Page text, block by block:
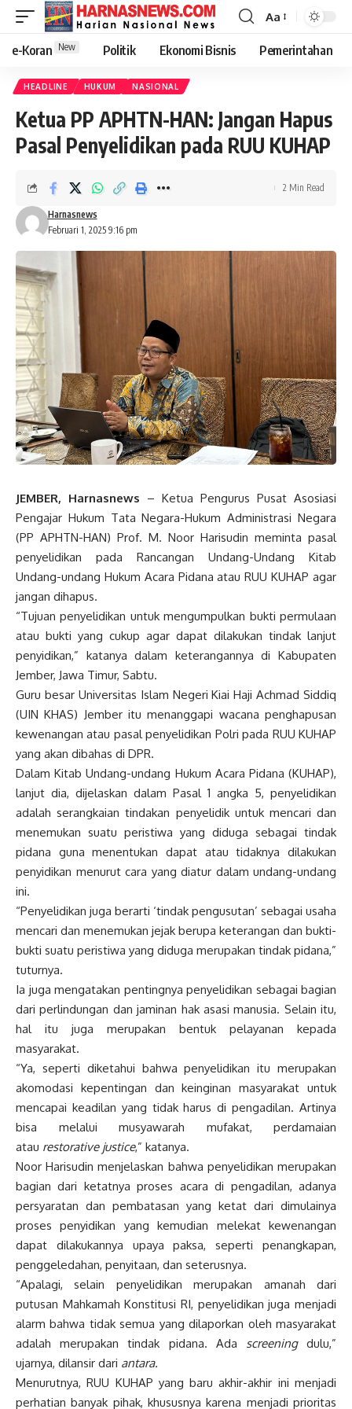
Aa
e-Koran New Politik Ekonomi Bisnis Pemerintahan
HEADLINE HUKUM NASIONAL
Ketua PP APHTN-HAN: Jangan Hapus
Pasal Penyelidikan pada RUU KUHAP
Februari 1, 2025 9:16 pm
Harnasnews
2 Min Read
JEMBER, Harnasnews – Ketua Pengurus Pusat Asosiasi
Pengajar Hukum Tata Negara-Hukum Administrasi Negara
(PP APHTN-HAN) Prof. M. Noor Harisudin meminta pasal
penyelidikan pada Rancangan Undang-Undang Kitab
Undang-undang Hukum Acara Pidana atau RUU KUHAP agar
jangan dihapus.
“Tujuan penyelidikan untuk mengumpulkan bukti permulaan
atau bukti yang cukup agar dapat dilakukan tindak lanjut
penyidikan,” katanya dalam keterangannya di Kabupaten
Jember, Jawa Timur, Sabtu.
Guru besar Universitas Islam Negeri Kiai Haji Achmad Siddiq
(UIN KHAS) Jember itu menanggapi wacana penghapusan
kewenangan atau pasal penyelidikan Polri pada RUU KUHAP
yang akan dibahas di DPR.
Dalam Kitab Undang-undang Hukum Acara Pidana (KUHAP),
lanjut dia, dijelaskan dalam Pasal 1 angka 5, penyelidikan
adalah serangkaian tindakan penyelidik untuk mencari dan
menemukan suatu peristiwa yang diduga sebagai tindak
pidana guna menentukan dapat atau tidaknya dilakukan
penyidikan menurut cara yang diatur dalam undang-undang
ini.
“Penyelidikan juga berarti ‘tindak pengusutan’ sebagai usaha
mencari dan menemukan jejak berupa keterangan dan bukti-
bukti suatu peristiwa yang diduga merupakan tindak pidana,”
tuturnya.
Ia juga mengatakan pentingnya penyelidikan sebagai bagian
dari perlindungan dan jaminan hak asasi manusia. Selain itu,
hal itu juga merupakan bentuk pelayanan kepada
masyarakat.
“Ya, seperti diketahui bahwa penyelidikan itu merupakan
akomodasi kepentingan dan keinginan masyarakat untuk
mencapai keadilan yang tidak harus di pengadilan. Artinya
bisa melalui musyawarah mufakat, perdamaian
atau restorative justice,” katanya.
Noor Harisudin menjelaskan bahwa penyelidikan merupakan
bagian dari ketatnya proses acara di pengadilan, adanya
persyaratan dan pembatasan yang ketat dari dimulainya
proses penyidikan yang kemudian melekat kewenangan
dapat dilakukannya upaya paksa, seperti penangkapan,
penggeledahan, penyitaan, dan seterusnya.
“Apalagi, selain penyelidikan merupakan amanah dari
putusan Mahkamah Konstitusi RI, penyelidikan juga menjadi
alarm bahwa tidak semua yang dilaporkan oleh masyarakat
adalah merupakan tindak pidana. Ada screeningdulu,”
ujarnya, dilansir dari antara.
Menurutnya, RUU KUHAP yang baru akhir-akhir ini menjadi
perhatian banyak pihak, khususnya karena menjadi prioritas